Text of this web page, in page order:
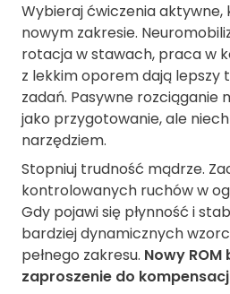
Wybieraj ćwiczenia
nowym zakresie.
rotacja w stawach, praca w
z lekkim oporem dają lepszy
zadań. Pasywne rozciąganie
jako przygotowanie, ale
narzędziem.
Stopniuj trudność mądrze.
kontrolowanych ruchów w
Gdy pojawi się płynność i
bardziej dynamicznych
pełnego zakresu. Nowy
zaproszenie do